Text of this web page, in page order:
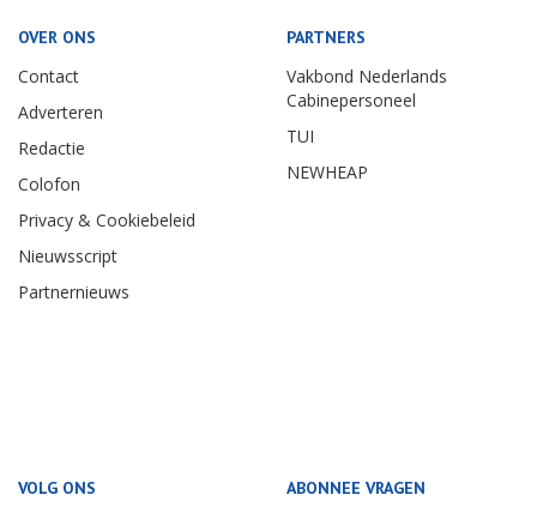
OVER ONS
Contact
Adverteren
Redactie
Colofon
Privacy & Cookiebeleid
Nieuwsscript
Partnernieuws
PARTNERS
Vakbond Nederlands
Cabinepersoneel
TUI
NEWHEAP
VOLG ONS ABONNEE VRAGEN